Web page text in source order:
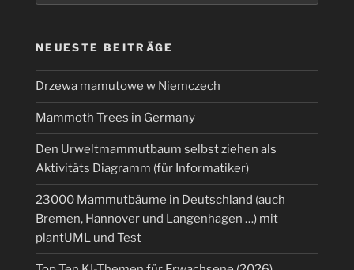
NEUESTE BEITRÄGE
Drzewa mamutowe w Niemczech
Mammoth Trees in Germany
Den Urweltmammutbaum selbst ziehen als
Aktivitäts Diagramm (für Informatiker)
23000 Mammutbäume in Deutschland (auch
Bremen, Hannover und Langenhagen …) mit
plantUML und Test